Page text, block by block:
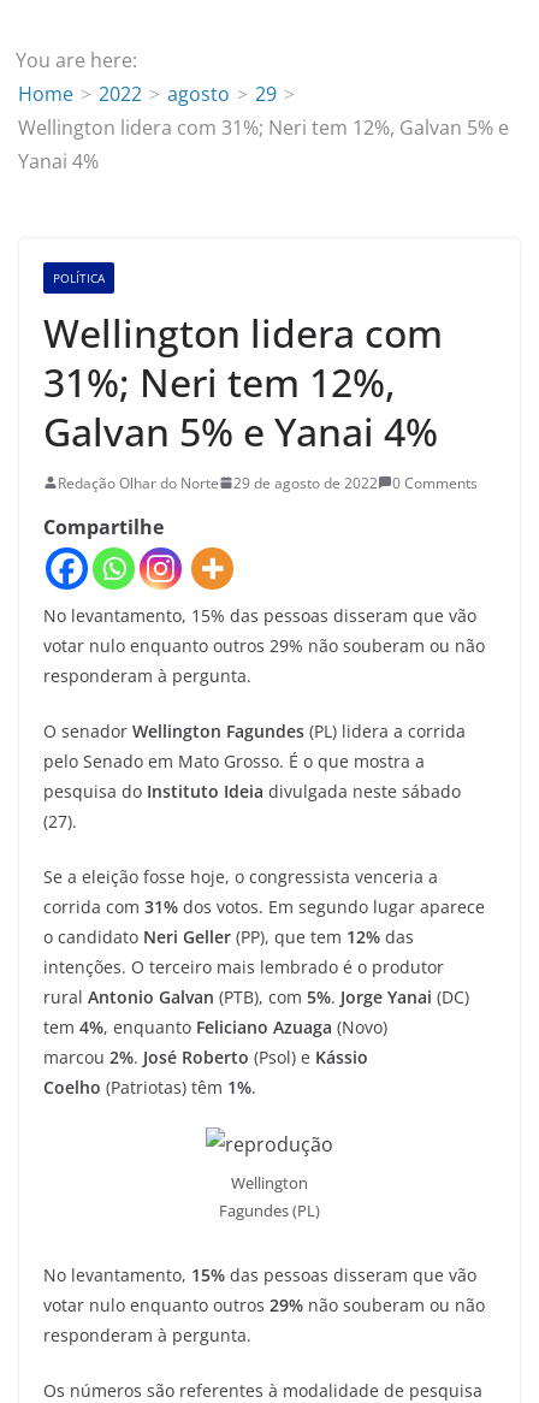
You are here:
Home
2022 agosto
29
Wellington lidera com 31%; Neri tem 12%, Galvan 5% e
Yanai 4%
POLÍTICA
Wellington lidera com
31%; Neri tem 12%,
Galvan 5% e Yanai 4%
Redação Olhar do Norte 29 de agosto de 2022 0 Comments
Compartilhe
No levantamento, 15% das pessoas disseram que vão
votar nulo enquanto outros 29% não souberam ou não
responderam à pergunta.
O senador Wellington Fagundes (PL) lidera a corrida
pelo Senado em Mato Grosso. É o que mostra a
pesquisa do Instituto Ideia divulgada neste sábado
(27).
Se a eleição fosse hoje, o congressista venceria a
corrida com 31% dos votos. Em segundo lugar aparece
o candidato Neri Geller (PP), que tem 12% das
intenções. O terceiro mais lembrado é o produtor
rural Antonio Galvan (PTB), com 5%. Jorge Yanai (DC)
tem 4%, enquanto Feliciano Azuaga (Novo)
marcou 2%. José Roberto (Psol) e Kássio
Coelho (Patriotas) têm 1%.
Wellington
Fagundes (PL)
No levantamento, 15% das pessoas disseram que vão
votar nulo enquanto outros 29% não souberam ou não
responderam à pergunta.
Os números são referentes à modalidade de pesquisa